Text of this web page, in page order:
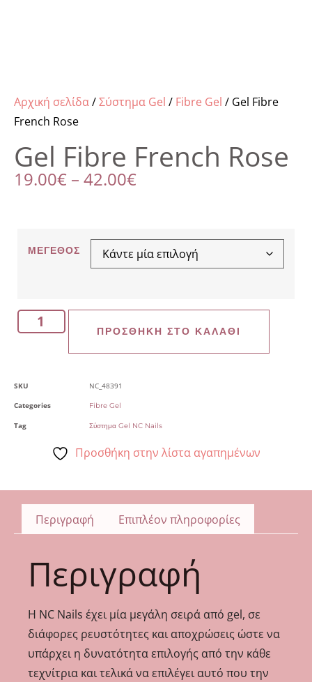
Αρχική σελίδα/Σύστημα Gel / Fibre Gel / Gel Fibre
French Rose
Gel Fibre French Rose
19.00€ – 42.00€
ΜΈΓΕΘΟΣ
ΠΡΟΣΘΉΚΗ ΣΤΟ ΚΑΛΆΘΙ
SKU
NC_48391
Categories
Fibre Gel
Tag Σύστημα Gel NC Nails
Προσθήκη στην λίστα αγαπημένων
Περιγραφή Επιπλέον πληροφορίες
Περιγραφή
Η NC Nails έχει μία μεγάλη σειρά από gel, σε
διάφορες ρευστότητες και αποχρώσεις ώστε να
υπάρχει η δυνατότητα επιλογής από την κάθε
τεχνίτρια και τελικά να επιλέγει αυτό που την